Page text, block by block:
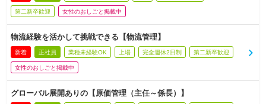
第二新卒歓迎 女性のおしごと掲載中
物流経験を活かして挑戦できる【物流管理】
新着 正社員 業種未経験OK 上場 完全週休2日制 第二新卒歓迎
女性のおしごと掲載中
グローバル展開ありの【原価管理（主任～係長）】